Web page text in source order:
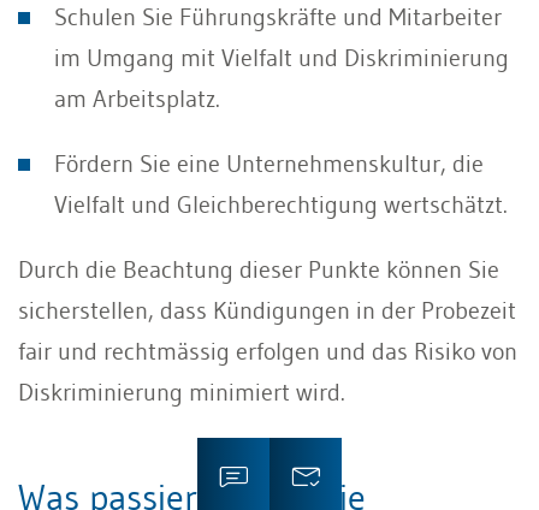
Schulen Sie Führungskräfte und Mitarbeiter
im Umgang mit Vielfalt und Diskriminierung
am Arbeitsplatz.
Fördern Sie eine Unternehmenskultur, die
Vielfalt und Gleichberechtigung wertschätzt.
Durch die Beachtung dieser Punkte können Sie
sicherstellen, dass Kündigungen in der Probezeit
fair und rechtmässig erfolgen und das Risiko von
Diskriminierung minimiert wird.
Was passiert, wenn die